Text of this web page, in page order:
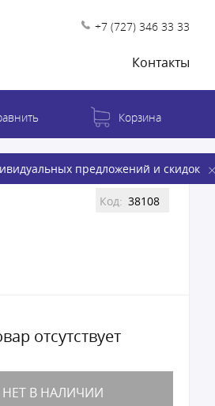
+7 (727) 346 33 33
Контакты
предложений и скидок
Корзина
Код: 38108
отсутствует
НЕТ В НАЛИЧИИ